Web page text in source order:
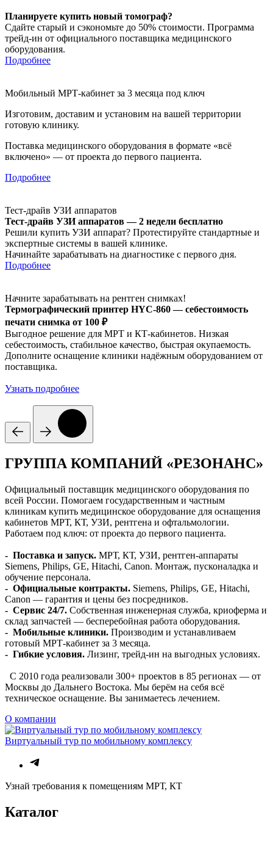
Планируете купить новый томограф?
Сдайте старый и сэкономьте до 50% стоимости. Программа
трейд-ин от официального поставщика медицинского
оборудования.
Подробнее
Мобильный МРТ-кабинет за 3 месяца под ключ
Изготовим, доставим и установим на вашей территории
готовую клинику.
Поставка медицинского оборудования в формате «всё
включено» — от проекта до первого пациента.
Подробнее
Тест-драйв УЗИ аппаратов
Тест-драйв УЗИ аппаратов — 2 недели бесплатно
Решили купить УЗИ аппарат? Протестируйте стандартные и
экспертные системы в вашей клинике.
Начинайте зарабатывать на диагностике с первого дня.
Подробнее
Начните зарабатывать на рентген снимках!
Термографический принтер HYC-860 — себестоимость
печати снимка от 100 ₽
Выгодное решение для МРТ и КТ-кабинетов. Низкая
себестоимость, стабильное качество, быстрая окупаемость.
Дополните оснащение клиники надёжным оборудованием от
поставщика.
Узнать подробнее
ГРУППА КОМПАНИЙ «РЕЗОНАНС»
Официальный поставщик медицинского оборудования по
всей России. Помогаем государственным и частным
клиникам купить медицинское оборудование для оснащения
кабинетов МРТ, КТ, УЗИ, рентгена и офтальмологии.
Работаем под ключ: от проекта до первого пациента.
- Поставка и запуск. МРТ, КТ, УЗИ, рентген-аппараты
Siemens, Philips, GE, Hitachi, Canon. Монтаж, пусконаладка и
обучение персонала.
- Официальные контракты. Siemens, Philips, GE, Hitachi,
Canon — гарантия и цены без посредников.
- Сервис 24/7. Собственная инженерная служба, криоферма и
склад запчастей — бесперебойная работа оборудования.
- Мобильные клиники. Производим и устанавливаем
готовый МРТ-кабинет за 3 месяца.
- Гибкие условия. Лизинг, трейд-ин на выгодных условиях.
С 2010 года реализовали 300+ проектов в 85 регионах — от
Москвы до Дальнего Востока. Мы берём на себя всё
техническое оснащение. Вы занимаетесь лечением.
О компании
Виртуальный тур по мобильному комплексу
Узнай требования к помещениям МРТ, КТ
Каталог